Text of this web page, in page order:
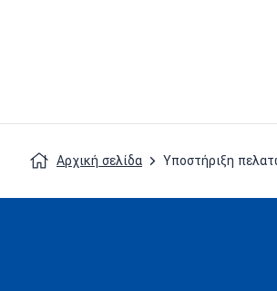
Αρχική σελίδα Υποστήριξη